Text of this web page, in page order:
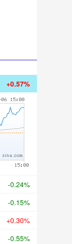
+0.57%
-0.24%
-0.15%
+0.30%
-0.55%